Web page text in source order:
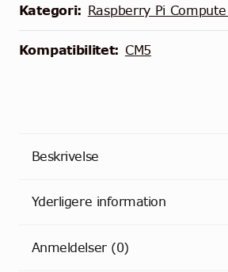
Kategori: Raspberry Pi
Kompatibilitet: CM5
Beskrivelse
Yderligere information
Anmeldelser (0)